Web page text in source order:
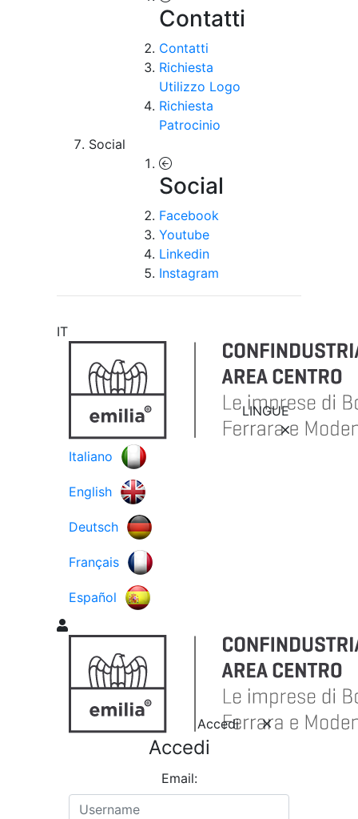
Contatti
Contatti
Richiesta
Utilizzo Logo
Richiesta
Patrocinio
Social
Social
Facebook
Youtube
Linkedin
Instagram
IT
LINGUE
Italiano
English
Deutsch
Français
Español
Accedi
Accedi
Email: